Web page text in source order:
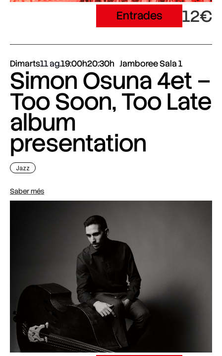
Entrades 12€
Dimarts11 ag.19:00h20:30h Jamboree Sala 1
Simon Osuna 4et –
Too Soon, Too Late
album
presentation
Jazz
Saber més